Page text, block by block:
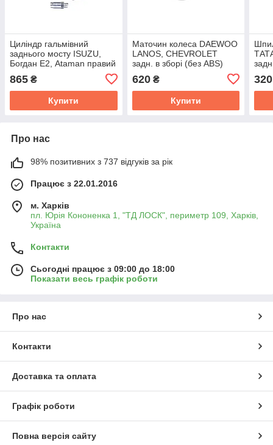
Циліндр гальмівний
заднього мосту ISUZU,
Богдан Е2, Ataman правий
8973588790
865 ₴
Купити
Маточин колеса DAEWOO
LANOS, CHEVROLET
задн. в зборі (без ABS)
620₴
Купити
320
Про нас
98% позитивних з 737 відгуків за рік
Працює з 22.01.2016
м. Харків
пл. Юрія Кононенка 1, "ТД ЛОСК", периметр 109, Харків,
Україна
Контакти
Сьогодні працює з 09:00 до 18:00
Показати весь графік роботи
Про нас
Контакти
Доставка та оплата
Графік роботи
Повна версія сайту